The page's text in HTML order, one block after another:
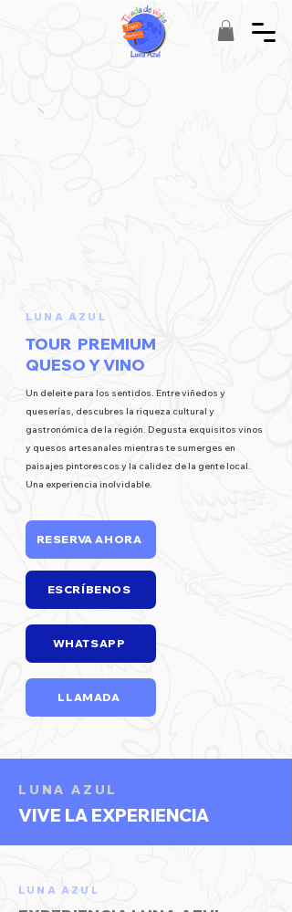
LUNA AZUL
TOUR PREMIUM
QUESO Y VINO
Un deleite para los sentidos. Entre viñedos y
queserías, descubres la riqueza cultural y
gastronómica de la región. Degusta exquisitos vinos
y quesos artesanales mientras te sumerges en
paisajes pintorescos y la calidez de la gente local.
Una experiencia inolvidable.
RESERVA AHORA
ESCRÍBENOS
WHATSAPP
LLAMADA
LUNA AZUL
VIVE LA EXPERIENCIA
LUNA AZUL